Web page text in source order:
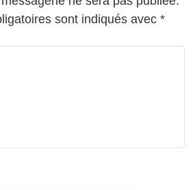
sont indiqués avec *